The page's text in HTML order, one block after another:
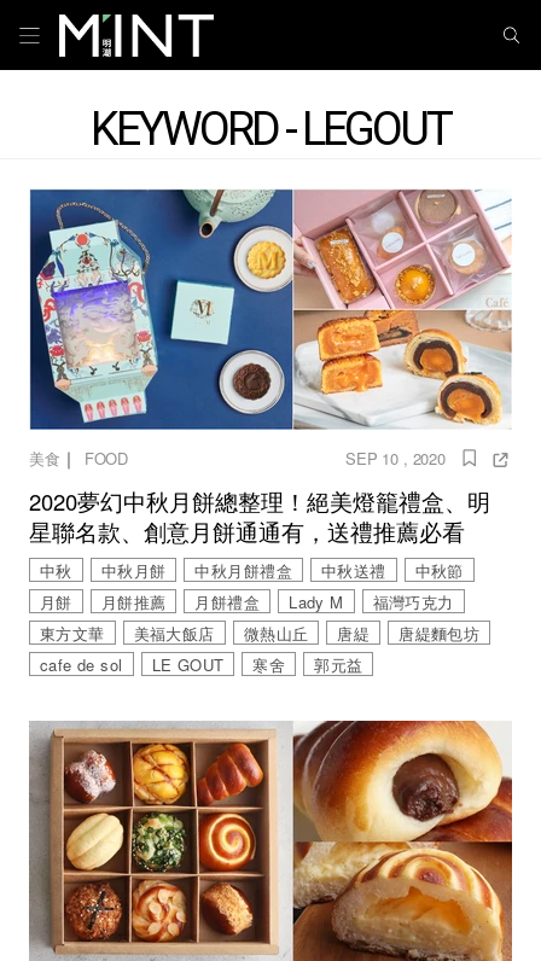
KEYWORD - LEGOUT
美食 ｜ FOOD SEP 10 , 2020
2020夢幻中秋月餅總整理！絕美燈籠禮盒、明
星聯名款、創意月餅通通有，送禮推薦必看
中秋 中秋月餅 中秋月餅禮盒 中秋送禮
中秋節
月餅
月餅推薦 月餅禮盒 Lady M
福灣巧克力
東方文華
美福大飯店 微熱山丘 唐緹
唐緹麵包坊
cafe de sol
LE GOUT 寒舍 郭元益